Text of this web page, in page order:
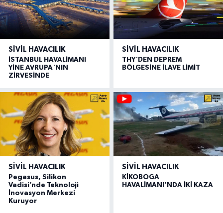
SIVIL HAVACILIK
İSTANBUL HAVALİMANI
YİNE AVRUPA'NIN
ZİRVESİNDE
SIVIL HAVACILIK
THY'DEN DEPREM
BÖLGESİNE İLAVE LİMİT
SIVIL HAVACILIK
Pegasus, Silikon
Vadisi’nde Teknoloji
İnovasyon Merkezi
Kuruyor
SIVIL HAVACILIK
KİKOBOGA
HAVALİMANI'NDA İKİ KAZA